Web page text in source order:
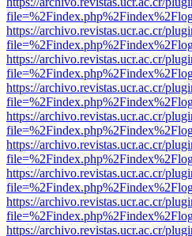
https://archivo.revistas.ucr.ac.cr/
https://archivo.revistas.ucr.ac.cr/
https://archivo.revistas.ucr.ac.cr/
https://archivo.revistas.ucr.ac.cr/
https://archivo.revistas.ucr.ac.cr/
https://archivo.revistas.ucr.ac.cr/
https://archivo.revistas.ucr.ac.cr/
https://archivo.revistas.ucr.ac.cr/